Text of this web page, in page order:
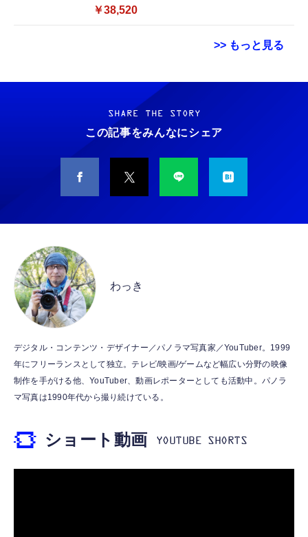
Bluetooth5.0／USB-C／1080p顔認証カメラ
￥38,520
>> もっと見る
Grithope イヤホン タイプC【2026新モデル
耐久性】 有線イヤホン マイク付き HiFi音質
ノイズ低減 重低音 遅延なし
￥949
タイプc 寝ホンイヤホン 寝ホン type-c 有線
睡眠用イヤホン 【音質強化バージョン
￥2,199
MFi認証 【ハイレゾ音質】 内蔵DAC 遅延な
し 48ビット/96KHz 音量調節対応
【HIFI音質】iphone イヤホンジャック ライ
トニング イヤホン 変換 MFI認証 4極 内蔵
DAC 遅延なし 音量調節/音楽
￥999
寝ホン 睡眠用イヤホン 寝ながら 痛くない 超
軽量2.8g ASMR推薦 ワイヤレス
霊界コミュニケーションロボット BAKETAN
WARASHI ばけたん ワラシ 改 KAI
￥5,400
M10SR AIペット（コミュニケーションロボッ
ト）
ット）
￥53,900
霊界コミュニケーションロボット BAKETAN
WARASHI ばけたん ワラシ 桃 MOMO
￥5,400
ジングベース付き ロペット 充電ベース付き
感情成長型 AI搭載 ペットロボット コミュニ
￥55,782
SHARE THE STORY
この記事をみんなにシェア
わっき
デジタル・コンテンツ・デザイナー／パノラマ写真家／YouTuber。1999
年にフリーランスとして独立。テレビ/映画/ゲームなど幅広い分野の映像
制作を手がける他、YouTuber、動画レポーターとしても活動中。パノラ
マ写真は1990年代から撮り続けている。
ショート動画